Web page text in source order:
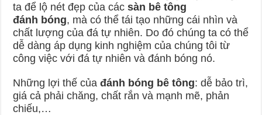
ta để lộ nét đẹp của cácsàn bê tông
đánh bóng, mà có thể tái tạo những cái nhìn và
chất lượng của đá tự nhiên. Do đó chúng ta có thể
dễ dàng áp dụng kinh nghiệm của chúng tôi từ
công việc với đá tự nhiên và đánh bóng nó.
Những lợi thế của đánh bóng bê tông: dễ bảo trì,
giá cả phải chăng, chất rắn và mạnh mẽ, phản
chiếu,…